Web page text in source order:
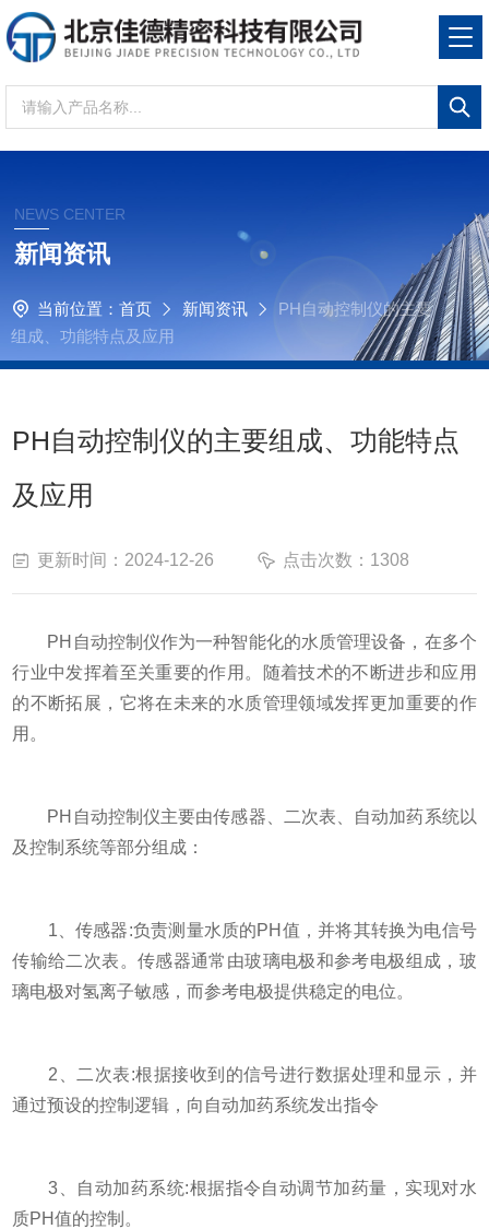
NEWS CENTER
新闻资讯
当前位置： 首页 新闻资讯
PH自动控制仪的主要
组成、功能特点及应用
PH自动控制仪的主要组成、功能特点
及应用
更新时间：2024-12-26 点击次数：1308
PH自动控制仪作为一种智能化的水质管理设备，在多个
行业中发挥着至关重要的作用。随着技术的不断进步和应用
的不断拓展，它将在未来的水质管理领域发挥更加重要的作
用。
PH自动控制仪主要由传感器、二次表、自动加药系统以
及控制系统等部分组成：
1、传感器:负责测量水质的PH值，并将其转换为电信号
传输给二次表。传感器通常由玻璃电极和参考电极组成，玻
璃电极对氢离子敏感，而参考电极提供稳定的电位。
2、二次表:根据接收到的信号进行数据处理和显示，并
通过预设的控制逻辑，向自动加药系统发出指令
3、自动加药系统:根据指令自动调节加药量，实现对水
质PH值的控制。